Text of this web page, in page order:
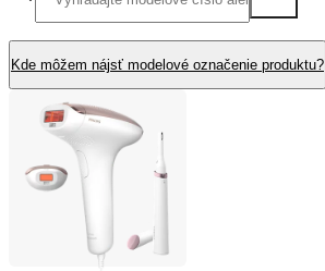
Kde môžem nájsť modelové označenie produktu?